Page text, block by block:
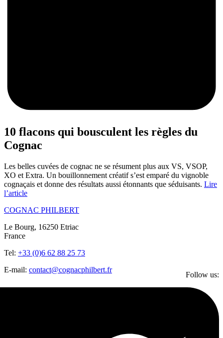
10 flacons qui bousculent les règles du
Cognac
Les belles cuvées de cognac ne se résument plus aux VS, VSOP,
XO et Extra. Un bouillonnement créatif s’est emparé du vignoble
cognaçais et donne des résultats aussi étonnants que séduisants. Lire
l’article
COGNAC PHILBERT
Le Bourg, 16250 Etriac
France
Tel: +33 (0)6 62 88 25 73
E-mail: contact@cognacphilbert.fr
Follow us: